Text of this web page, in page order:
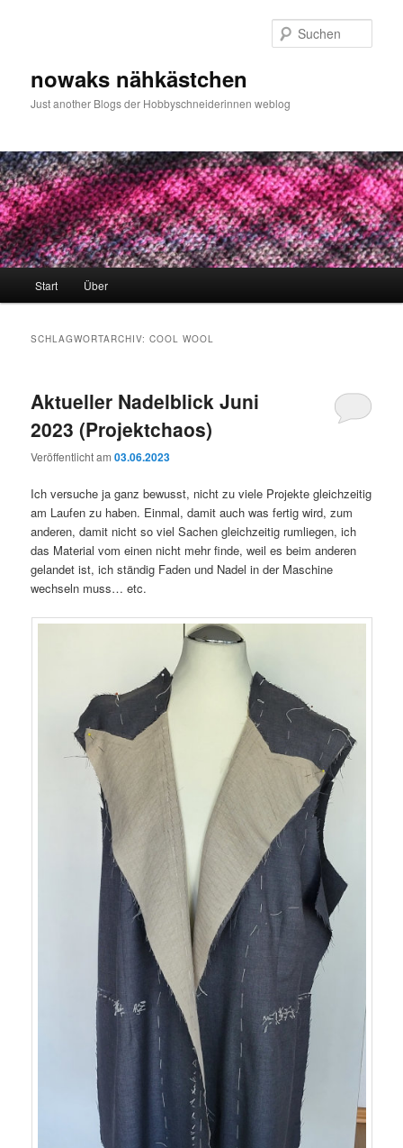
nowaks nähkästchen
Just another Blogs der Hobbyschneiderinnen weblog
Start Über
SCHLAGWORTARCHIV:COOL WOOL
Aktueller Nadelblick Juni
2023 (Projektchaos)
Veröffentlicht am03.06.2023
Ich versuche ja ganz bewusst, nicht zu viele Projekte gleichzeitig
am Laufen zu haben. Einmal, damit auch was fertig wird, zum
anderen, damit nicht so viel Sachen gleichzeitig rumliegen, ich
das Material vom einen nicht mehr finde, weil es beim anderen
gelandet ist, ich ständig Faden und Nadel in der Maschine
wechseln muss… etc.